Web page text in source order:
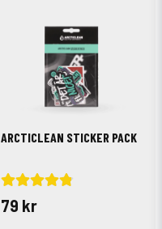
ARCTICLEAN STICKER PACK
79 kr